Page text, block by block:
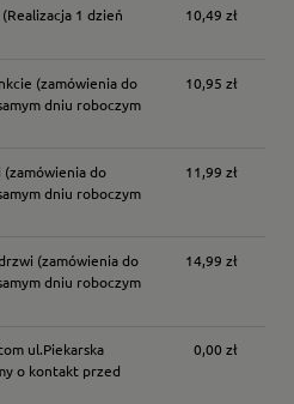
(Realizacja 1 dzień
10,49 zł
(zamówienia do
dniu roboczym
10,95 zł
(zamówienia do
dniu roboczym
11,99 zł
(zamówienia do
dniu roboczym
14,99 zł
ul.Piekarska
o kontakt przed
0,00 zł